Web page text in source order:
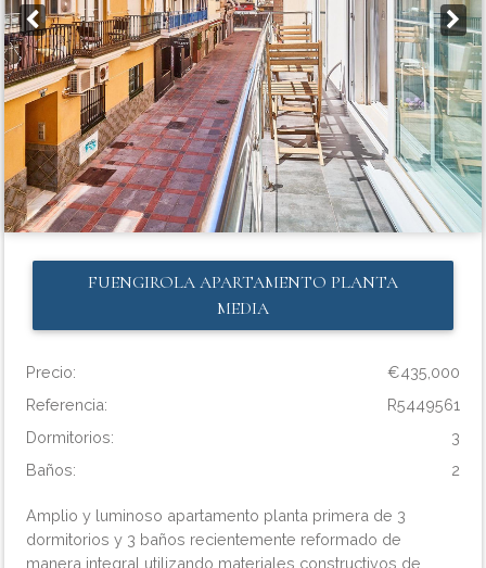
FUENGIROLA APARTAMENTO PLANTA
MEDIA
Precio:
€435,000
Referencia:
R5449561
Dormitorios:
3
Baños:
2
Amplio y luminoso apartamento planta primera de 3
dormitorios y 3 baños recientemente reformado de
manera integral utilizando materiales constructivos de